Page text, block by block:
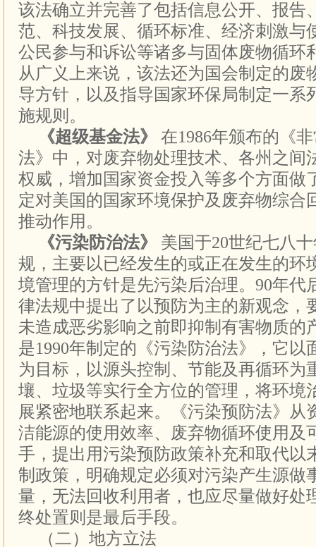
该法确立并完善了包括信息公开、报告
范、科技发展、循环标准、经济刺激与
公民参与和诉讼等诸多与固体废物循环
从广义上来说，该法还为国会制定的废
导方针，以及指导国家环保局制定一系
施规则。
《超级基金法》在1986年颁布的《
法》中，对废弃物处理技术、各州之间
权威，增加国家资金投入等多个方面做
定对美国的国家环境保护及废弃物综合
推动作用。
《污染防治法》 美国于20世纪七八
规，主要以已经发生的或正在发生的环
境管理的方针是先污染后治理。90年代
律法规中提出了以预防为主的新观念，
未造成恶劣影响之前即抑制有害物质的
是1990年制定的《污染防治法》，它以
为目标，以源头控制、节能及再循环为
壤、垃圾等实行全方位的管理，将环境
展紧密地联系起来。《污染预防法》从
洁能源的使用效率、废弃物循环使用及
手，提出用污染预防政策补充和取代以
制政策，明确规定必须对污染产生源做
量，无法回收利用者，也应尽量做好处
终处置则是最后手段。
（二）地方立法